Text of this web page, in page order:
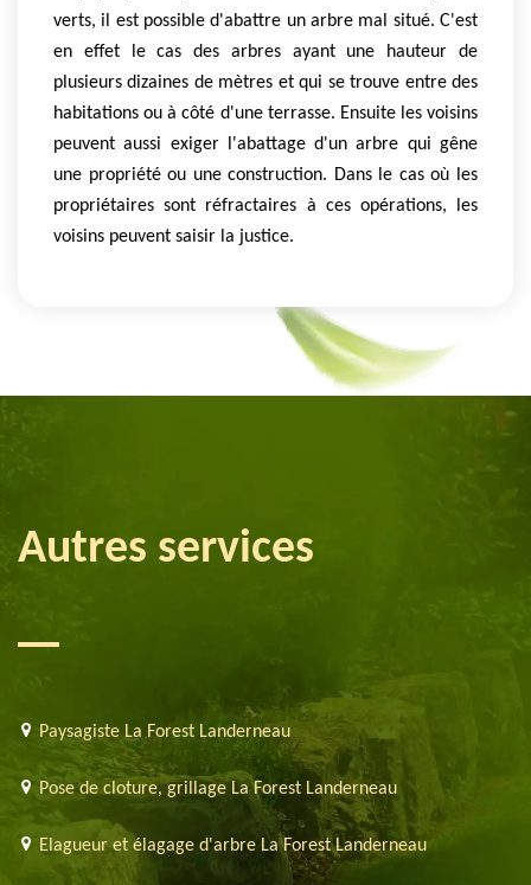
verts, il est possible d'abattre un arbre mal situé. C'est
en effet le cas des arbres ayant une hauteur de
plusieurs dizaines de mètres et qui se trouve entre des
habitations ou à côté d'une terrasse. Ensuite les voisins
peuvent aussi exiger l'abattage d'un arbre qui gêne
une propriété ou une construction. Dans le cas où les
propriétaires sont réfractaires à ces opérations, les
voisins peuvent saisir la justice.
Autres services
Paysagiste La Forest Landerneau
Pose de cloture, grillage La Forest Landerneau
Elagueur et élagage d'arbre La Forest Landerneau